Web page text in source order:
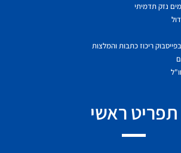
נזק תדמיתי
ריכוז כתבות והמלצות
תפריט ראשי